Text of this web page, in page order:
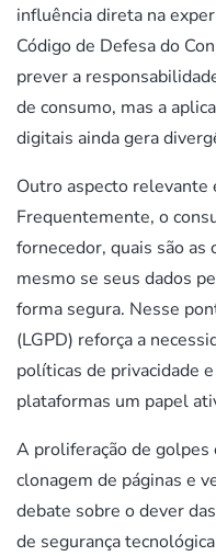
influência direta na
Código de Defesa do
prever a
de consumo, mas a
digitais ainda gera
Outro aspecto relevante
Frequentemente, o
fornecedor, quais são as
mesmo se seus dados
forma segura. Nesse
(LGPD) reforça a
políticas de privacidade
plataformas um papel
A proliferação de golpes
clonagem de páginas e
debate sobre o dever
de segurança